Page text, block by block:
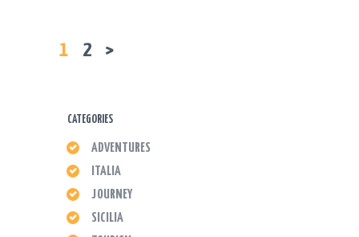
1 2 >
CATEGORIES
ADVENTURES
ITALIA
JOURNEY
SICILIA